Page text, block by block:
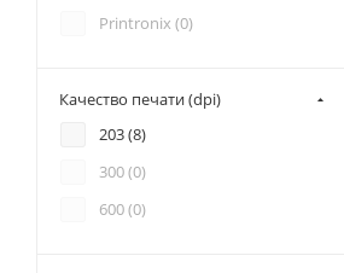
Printronix (0)
Качество печати (dpi)
203 (8)
300 (0)
600 (0)